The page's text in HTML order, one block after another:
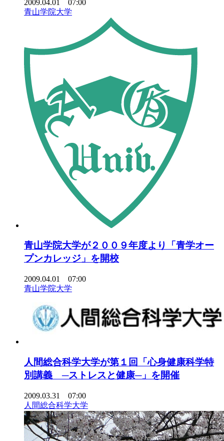
2009.04.01 07:00
青山学院大学
青山学院大学が２００９年度より「青学オー
プンカレッジ」を開校
2009.04.01 07:00
青山学院大学
人間総合科学大学が第１回「心身健康科学特
別講義 ─ストレスと健康─」を開催
2009.03.31 07:00
人間総合科学大学